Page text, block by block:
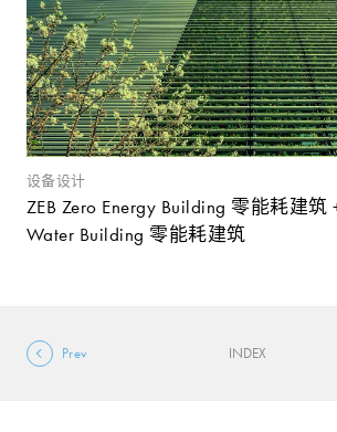
设备设计
ZEB Zero Energy Building 零能耗建筑
Water Building 零能耗建筑
Prev INDEX